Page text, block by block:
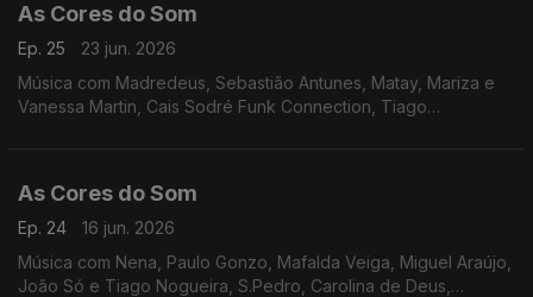
As Cores do Som
Ep. 25
23 jun. 2026
Música com Madredeus, Sebastião Antunes, Matay, Mariza e
Vanessa Martin, Cais Sodré Funk Connection, Tiago
As Cores do Som
Ep. 24
16 jun. 2026
Música com Nena, Paulo Gonzo, Mafalda Veiga, Miguel Araújo,
João Só e Tiago Nogueira, S.Pedro, Carolina de Deus,